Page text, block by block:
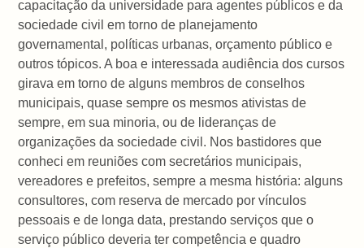
capacitação da universidade para agentes públicos e da
sociedade civil em torno de planejamento
governamental, políticas urbanas, orçamento público e
outros tópicos. A boa e interessada audiência dos cursos
girava em torno de alguns membros de conselhos
municipais, quase sempre os mesmos ativistas de
sempre, em sua minoria, ou de lideranças de
organizações da sociedade civil. Nos bastidores que
conheci em reuniões com secretários municipais,
vereadores e prefeitos, sempre a mesma história: alguns
consultores, com reserva de mercado por vínculos
pessoais e de longa data, prestando serviços que o
serviço público deveria ter competência e quadro